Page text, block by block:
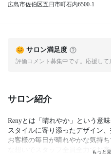
広島市佐伯区五日市町石内6500-1
サロン満足度
評価コメント募集中です。応援して
サロン紹介
Renyとは「晴れやか」という意
スタイルに寄り添ったデザイン
お客様の毎日が晴れやかな気持
な想いでスタッフ全員全力でお